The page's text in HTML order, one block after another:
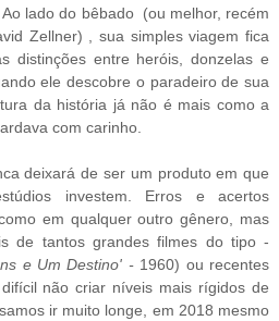
lado do bêbado (ou melhor, recém
Zellner) , sua simples viagem fica
distinções entre heróis, donzelas e
ele descobre o paradeiro de sua
da história já não é mais como a
com carinho.
deixará de ser um produto em que
investem. Erros e acertos
em qualquer outro gênero, mas
de tantos grandes filmes do tipo -
e Um Destino' -1960) ou recentes
não criar níveis mais rígidos de
ir muito longe, em 2018 mesmo